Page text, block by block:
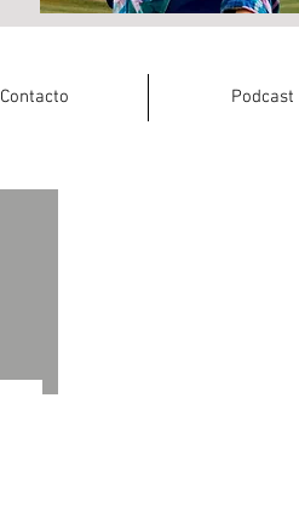
Contacto Podcast